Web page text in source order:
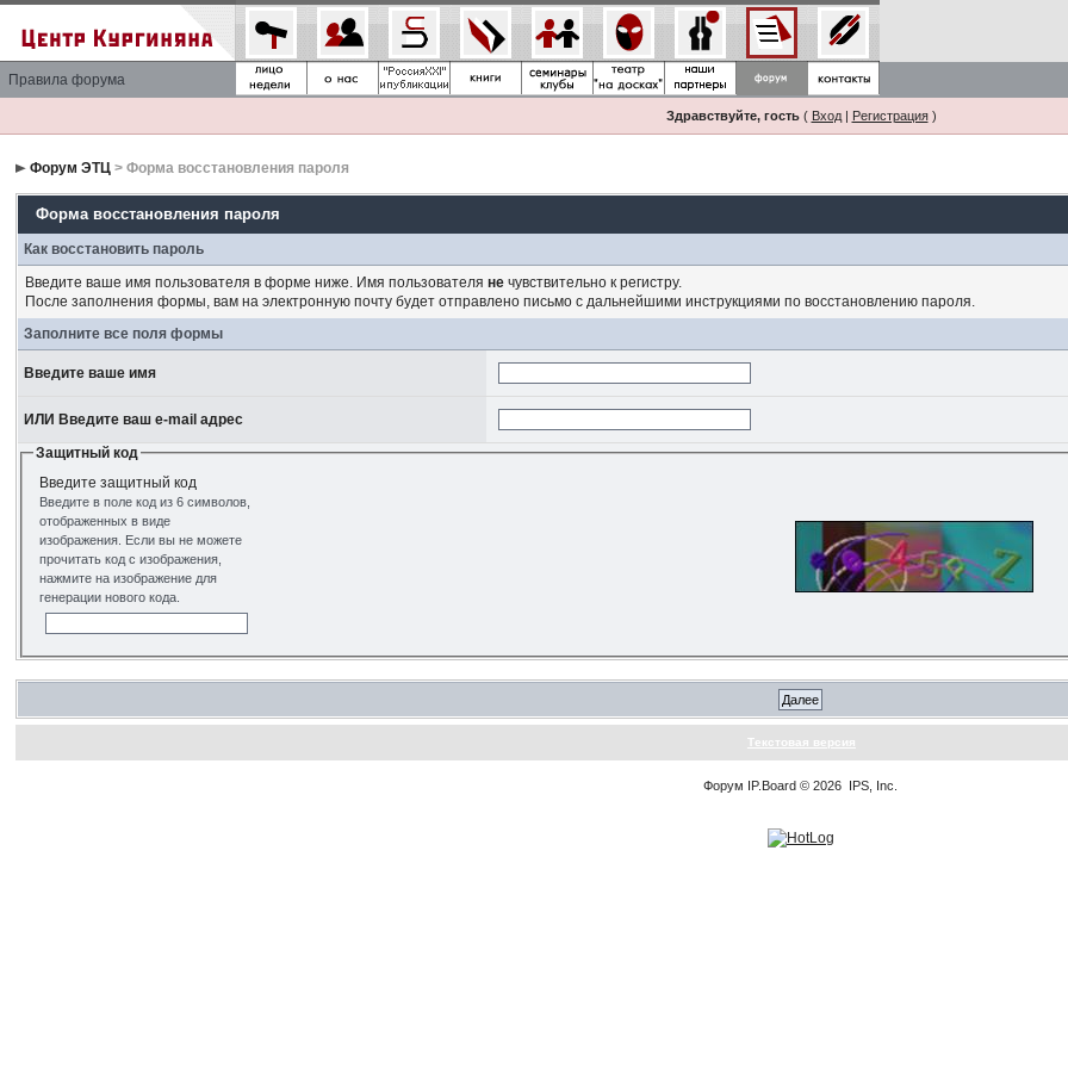
Правила форума
Здравствуйте, гость( Вход| Регистрация)
Форум ЭТЦ > Форма восстановления пароля
Форма восстановления пароля
Как восстановить пароль
Введите ваше имя пользователя в форме ниже. Имя пользователяне чувствительно к регистру.
После заполнения формы, вам на электронную почту будет отправлено письмо с дальнейшими инструкциями по восстановлению пароля.
Заполните все поля формы
Введите ваше имя
ИЛИ Введите ваш e-mail адрес
Защитный код
Введите защитный код
Введите в поле код из 6 символов,
отображенных в виде
изображения. Если вы не можете
прочитать код с изображения,
нажмите на изображение для
генерации нового кода.
Текстовая версия
Форум IP.Board © 2026 IPS, Inc